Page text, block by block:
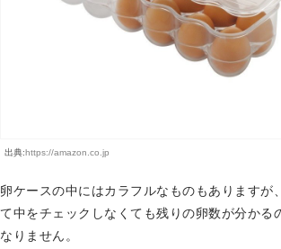
出典:https://amazon.co.jp
卵ケースの中にはカラフルなものもあります
て中をチェックしなくても残りの卵数が分か
なりません。